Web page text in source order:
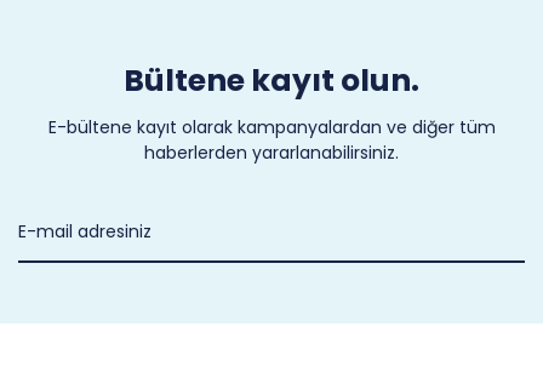
Bültene kayıt olun.
E-bültene kayıt olarak kampanyalardan ve diğer tüm
haberlerden yararlanabilirsiniz.